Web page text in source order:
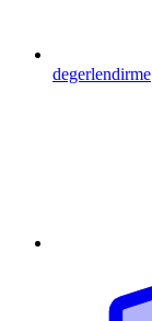
degerlendirme